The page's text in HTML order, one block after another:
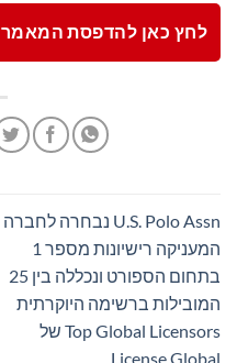
לחץ כאן להדפסת המאמר
U.S. Polo Assn נבחרה לחברה
המעניקה רישיונות מספר 1
בתחום הספורט ונכללה בין 25
המובילות ברשימה היוקרתית
Top Global Licensors של
License Global